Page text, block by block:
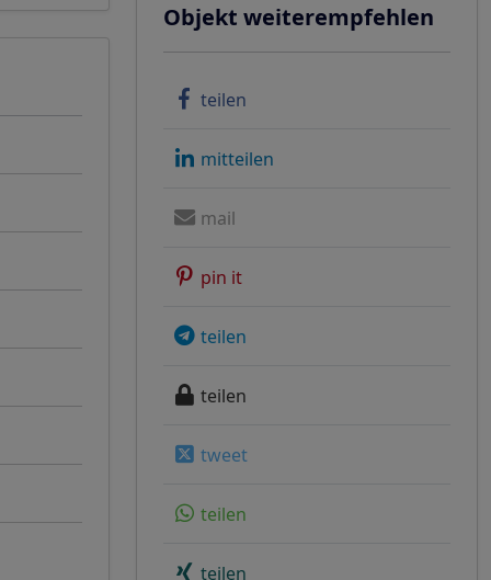
Objekt weiterempfehlen
teilen
mitteilen
mail
pin it
teilen
teilen
tweet
teilen
teilen